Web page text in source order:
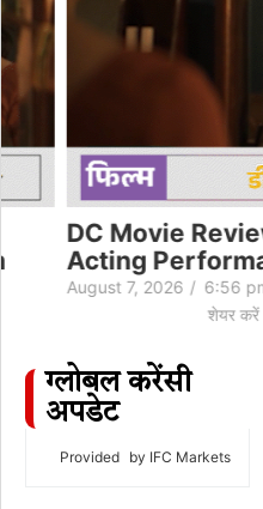
DC Movie Review |
Acting
August 7, 2026
6:56 pm
शेयर करें -
ग्लोबल करेंसी
अपडेट
Provided by IFC Markets